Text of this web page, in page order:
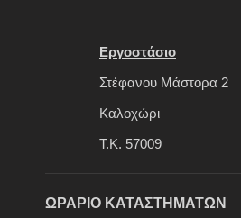
Εργοστάσιο
Στέφανου Μάστορα 2
Καλοχώρι
Τ.Κ. 57009
ΩΡΑΡΙΟ ΚΑΤΑΣΤΗΜΑΤΩΝ